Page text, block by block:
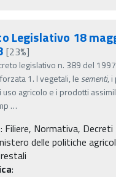
Legislativo 18
[23%]
legislativo n. 389 del
1. I vegetali, le sementi, i
agricolo e i prodotti
…
: Filiere, Normativa, Decreti
delle politiche
: